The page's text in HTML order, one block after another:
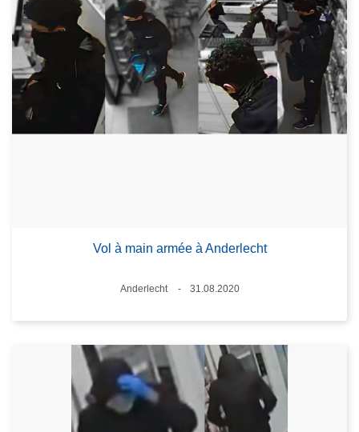
Vol à main armée à Anderlecht
Standort
Anderlecht
31.08.2020